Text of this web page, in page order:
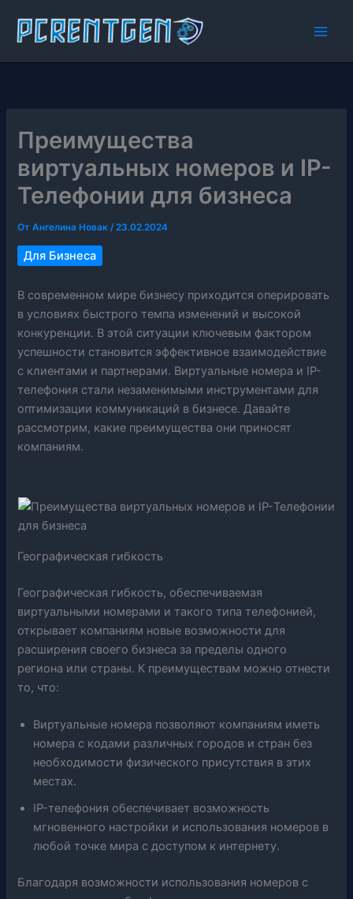
содержимому
Преимущества
виртуальных номеров и IP-
Телефонии для бизнеса
ОтАнгелина Новак/23.02.2024
Для Бизнеса
В современном мире бизнесу приходится оперировать
в условиях быстрого темпа изменений и высокой
конкуренции. В этой ситуации ключевым фактором
успешности становится эффективное взаимодействие
с клиентами и партнерами. Виртуальные номера и IP-
телефония стали незаменимыми инструментами для
оптимизации коммуникаций в бизнесе. Давайте
рассмотрим, какие преимущества они приносят
компаниям.
Географическая гибкость
Географическая гибкость, обеспечиваемая
виртуальными номерами и такого типа телефонией,
открывает компаниям новые возможности для
расширения своего бизнеса за пределы одного
региона или страны. К преимуществам можно отнести
то, что:
Виртуальные номера позволяют компаниям иметь
номера с кодами различных городов и стран без
необходимости физического присутствия в этих
местах.
IP-телефония обеспечивает возможность
мгновенного настройки и использования номеров в
любой точке мира с доступом к интернету.
Благодаря возможности использования номеров с